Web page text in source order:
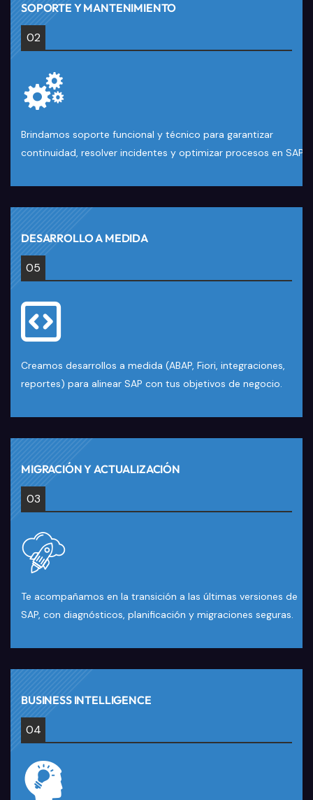
SOPORTE Y MANTENIMIENTO
02
Brindamos soporte funcional y técnico para garantizar
continuidad, resolver incidentes y optimizar procesos en SAP.
DESARROLLO A MEDIDA
05
Creamos desarrollos a medida (ABAP, Fiori, integraciones,
reportes) para alinear SAP con tus objetivos de negocio.
MIGRACIÓN Y ACTUALIZACIÓN
03
Te acompañamos en la transición a las últimas versiones de
SAP, con diagnósticos, planificación y migraciones seguras.
BUSINESS INTELLIGENCE
04